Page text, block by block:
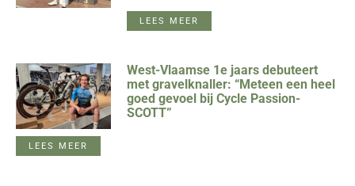
LEES MEER
West-Vlaamse 1e jaars debuteert
met gravelknaller: “Meteen een heel
goed gevoel bij Cycle Passion-
SCOTT”
LEES MEER